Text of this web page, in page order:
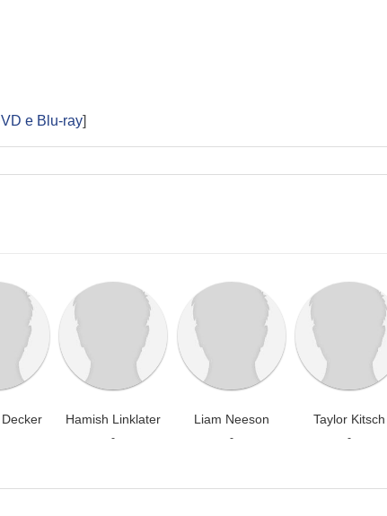
e Blu-ray]
Hamish Linklater
-
Liam Neeson
-
Taylor Kitsch
-